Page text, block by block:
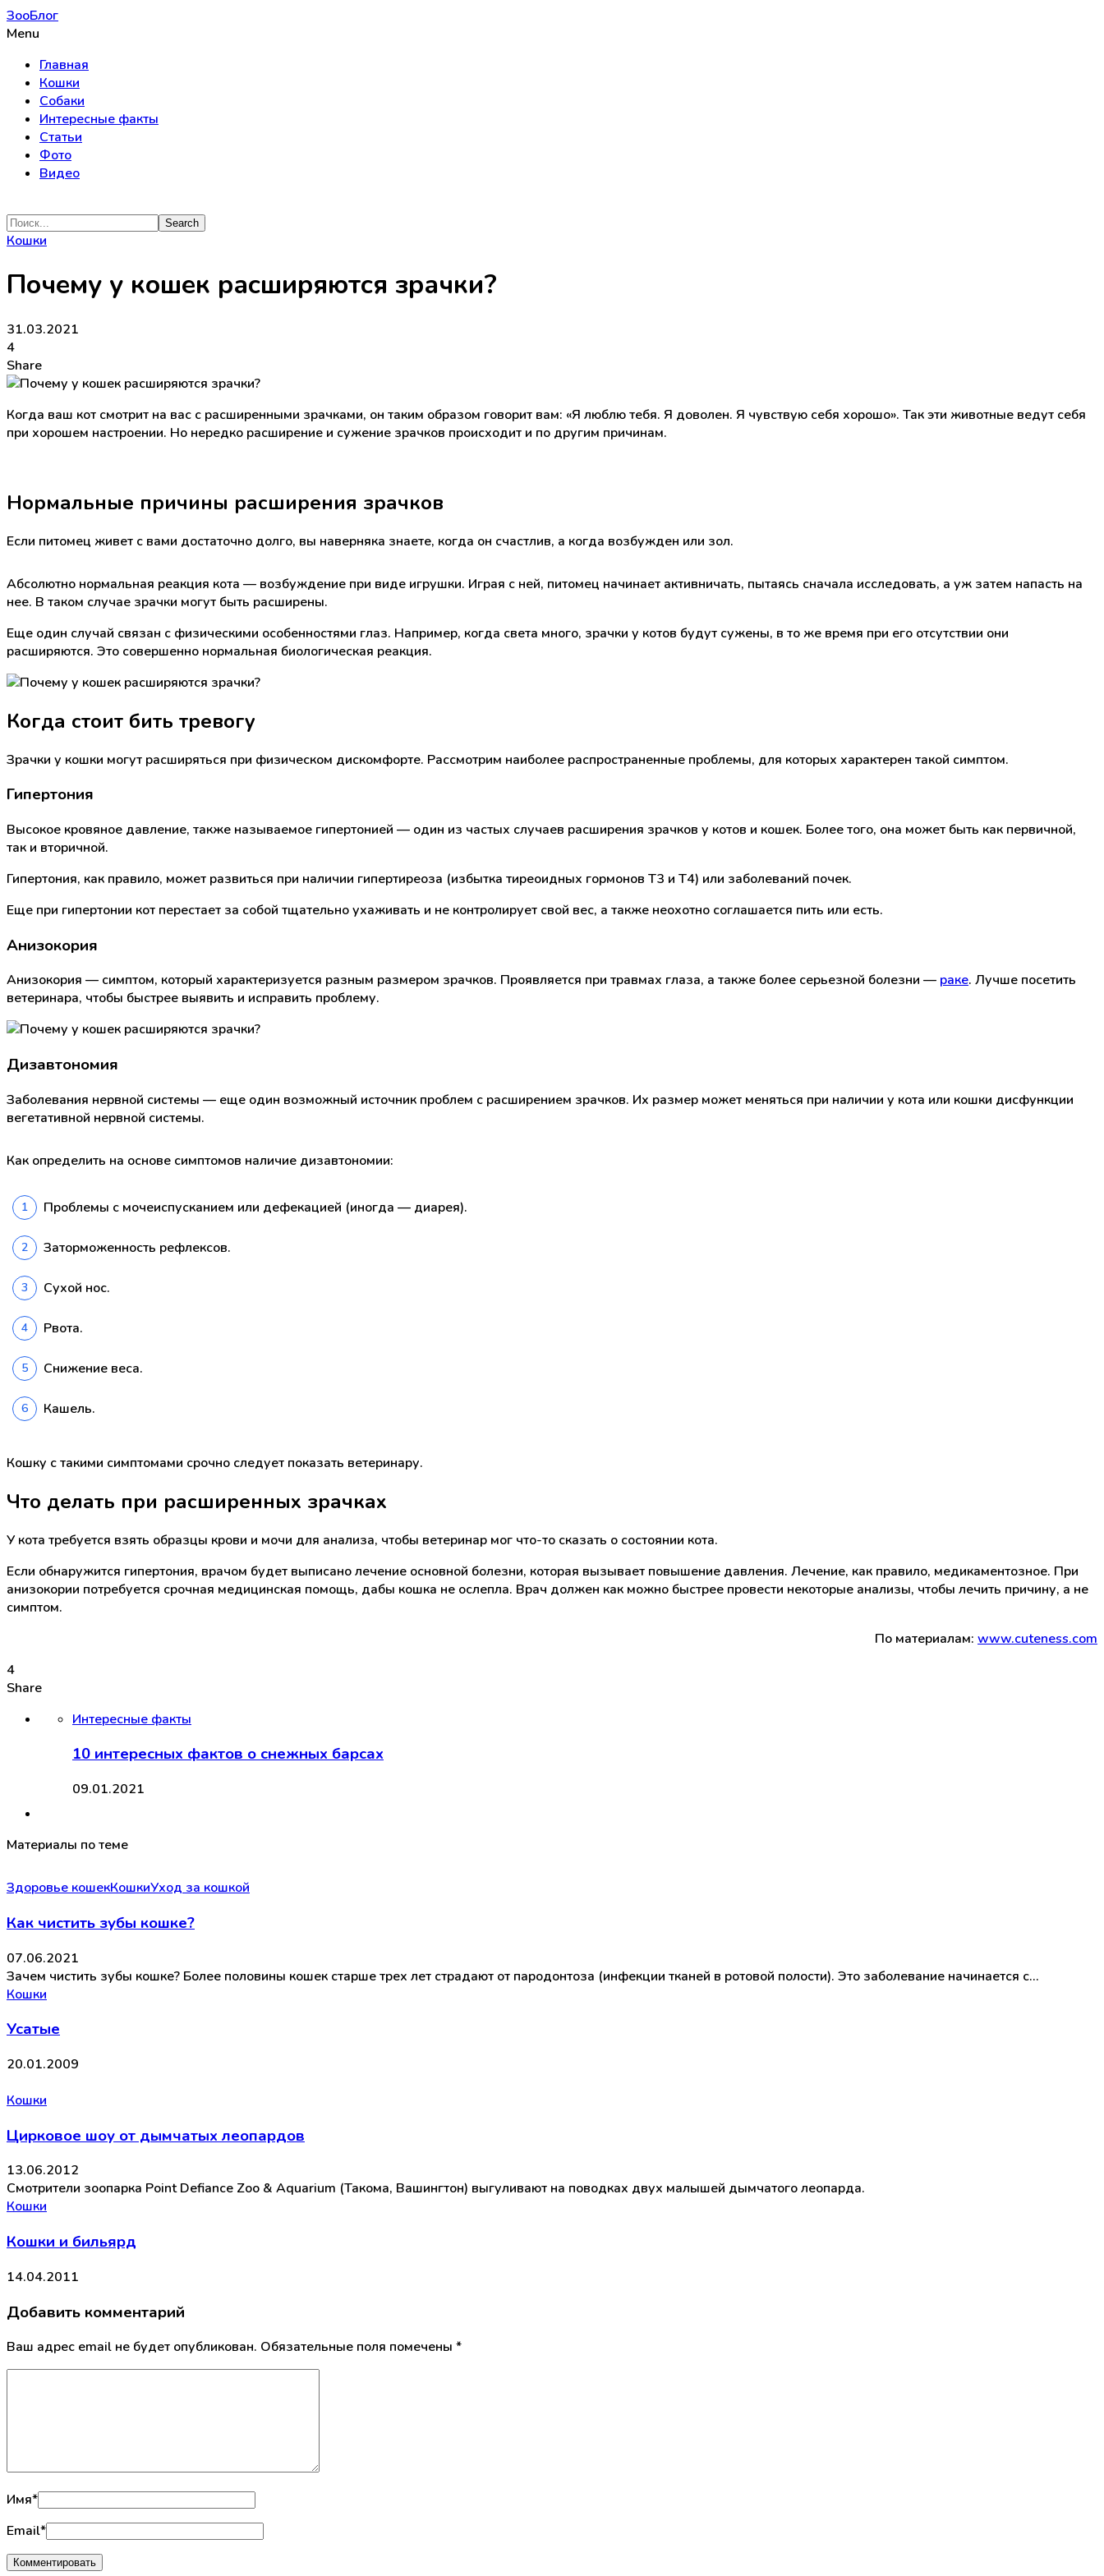
ЗооБлог
Menu
Главная
Кошки
Собаки
Интересные факты
Статьи
Фото
Видео
Кошки
Почему у кошек расширяются зрачки?
31.03.2021
4
Share
Когда ваш кот смотрит на вас с расширенными зрачками, он таким образом говорит вам: «Я люблю тебя. Я доволен. Я чувствую себя хорошо». Так эти животные ведут себя
при хорошем настроении. Но нередко расширение и сужение зрачков происходит и по другим причинам.
Нормальные причины расширения зрачков
Если питомец живет с вами достаточно долго, вы наверняка знаете, когда он счастлив, а когда возбужден или зол.
Абсолютно нормальная реакция кота — возбуждение при виде игрушки. Играя с ней, питомец начинает активничать, пытаясь сначала исследовать, а уж затем напасть на
нее. В таком случае зрачки могут быть расширены.
Еще один случай связан с физическими особенностями глаз. Например, когда света много, зрачки у котов будут сужены, в то же время при его отсутствии они
расширяются. Это совершенно нормальная биологическая реакция.
Когда стоит бить тревогу
Зрачки у кошки могут расширяться при физическом дискомфорте. Рассмотрим наиболее распространенные проблемы, для которых характерен такой симптом.
Гипертония
Высокое кровяное давление, также называемое гипертонией — один из частых случаев расширения зрачков у котов и кошек. Более того, она может быть как первичной,
так и вторичной.
Гипертония, как правило, может развиться при наличии гипертиреоза (избытка тиреоидных гормонов Т3 и Т4) или заболеваний почек.
Еще при гипертонии кот перестает за собой тщательно ухаживать и не контролирует свой вес, а также неохотно соглашается пить или есть.
Анизокория
Анизокория — симптом, который характеризуется разным размером зрачков. Проявляется при травмах глаза, а также более серьезной болезни — раке. Лучше посетить
ветеринара, чтобы быстрее выявить и исправить проблему.
Дизавтономия
Заболевания нервной системы — еще один возможный источник проблем с расширением зрачков. Их размер может меняться при наличии у кота или кошки дисфункции
вегетативной нервной системы.
Как определить на основе симптомов наличие дизавтономии:
Проблемы с мочеиспусканием или дефекацией (иногда — диарея).
Заторможенность рефлексов.
Сухой нос.
Рвота.
Снижение веса.
Кашель.
Кошку с такими симптомами срочно следует показать ветеринару.
Что делать при расширенных зрачках
У кота требуется взять образцы крови и мочи для анализа, чтобы ветеринар мог что-то сказать о состоянии кота.
Если обнаружится гипертония, врачом будет выписано лечение основной болезни, которая вызывает повышение давления. Лечение, как правило, медикаментозное. При
анизокории потребуется срочная медицинская помощь, дабы кошка не ослепла. Врач должен как можно быстрее провести некоторые анализы, чтобы лечить причину, а не
симптом.
По материалам: www.cuteness.com
4
Share
Интересные факты
10 интересных фактов о снежных барсах
09.01.2021
Материалы по теме
Здоровье кошекКошкиУход за кошкой
Как чистить зубы кошке?
07.06.2021
Зачем чистить зубы кошке? Более половины кошек старше трех лет страдают от пародонтоза (инфекции тканей в ротовой полости). Это заболевание начинается с…
Кошки
Усатые
20.01.2009
Кошки
Цирковое шоу от дымчатых леопардов
13.06.2012
Смотрители зоопарка Point Defiance Zoo & Aquarium (Такома, Вашингтон) выгуливают на поводках двух малышей дымчатого леопарда.
Кошки
Кошки и бильярд
14.04.2011
Добавить комментарий
Ваш адрес email не будет опубликован. Обязательные поля помечены *
Имя*
Email*